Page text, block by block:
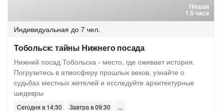
Пешая
1.5 часа
Индивидуальная до 7 чел.
Тобольск: тайны Нижнего посада
Нижний посад Тобольска - место, где оживает история.
Погрузитесь в атмосферу прошлых веков, узнайте о
судьбах местных жителей и исследуйте архитектурные
шедевры
Сегодня в 14:30
Завтра в 09:30